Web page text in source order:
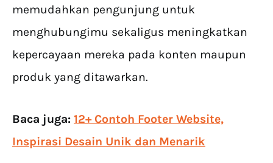
memudahkan pengunjung untuk
menghubungimu sekaligus meningkatkan
kepercayaan mereka pada konten maupun
produk yang ditawarkan.
Baca juga: 12+ Contoh Footer Website,
Inspirasi Desain Unik dan Menarik